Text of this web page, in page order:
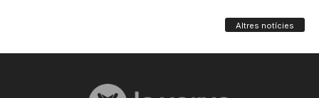
Altres notícies